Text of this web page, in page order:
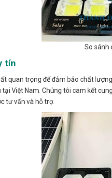
So sánh
tín
quan trọng để đảm bảo chất
Việt Nam. Chúng tôi cam kết
tư vấn và hỗ trợ.